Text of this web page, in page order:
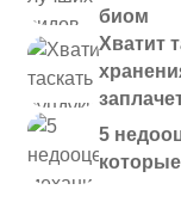
биом
Хватит
5